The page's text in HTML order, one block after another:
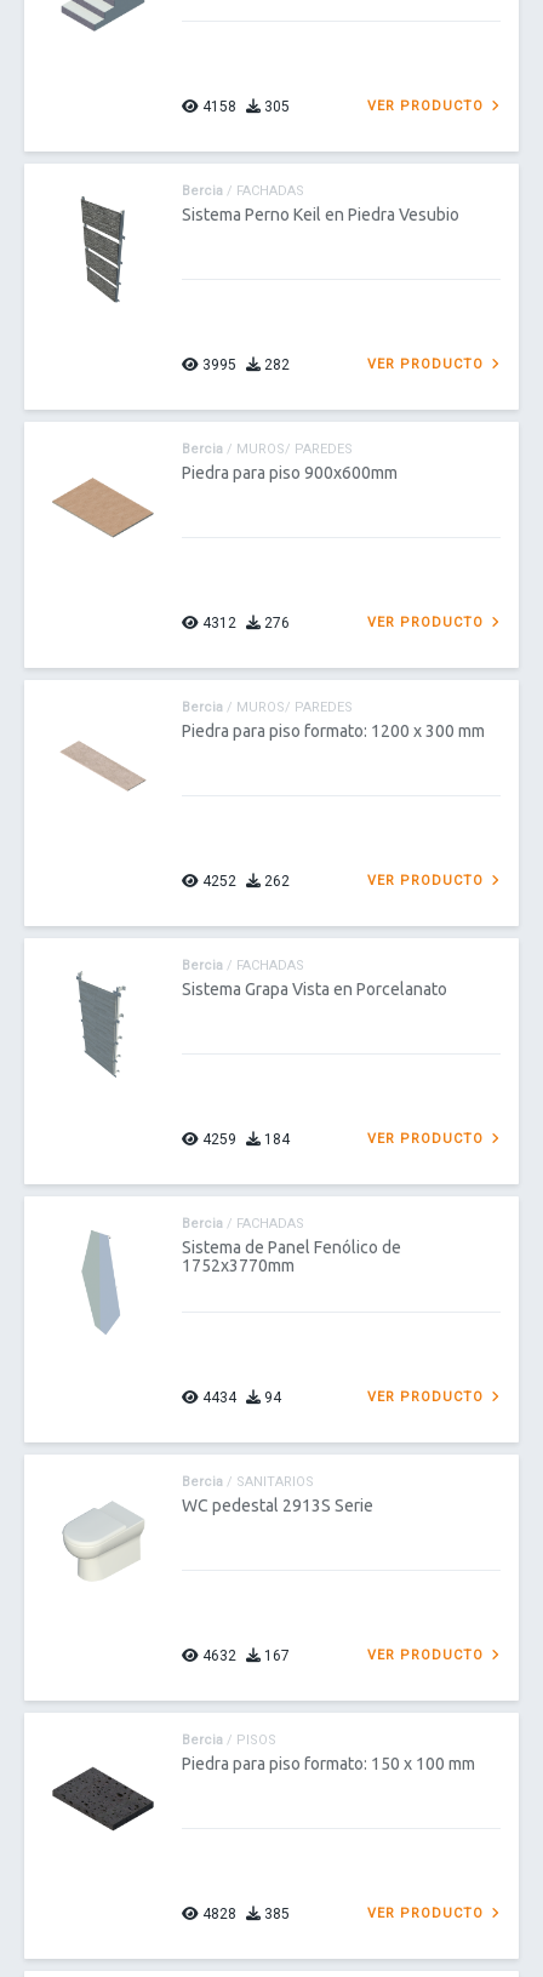
4158 305 VER PRODUCTO
Bercia / FACHADAS
Sistema Perno Keil en Piedra Vesubio
3995 282 VER PRODUCTO
Bercia / MUROS/ PAREDES
Piedra para piso 900x600mm
4312 276 VER PRODUCTO
Bercia / MUROS/ PAREDES
Piedra para piso formato: 1200 x 300 mm
4252 262 VER PRODUCTO
Bercia / FACHADAS
Sistema Grapa Vista en Porcelanato
4259 184 VER PRODUCTO
Bercia / FACHADAS
Sistema de Panel Fenólico de
1752x3770mm
4434 94 VER PRODUCTO
Bercia / SANITARIOS
WC pedestal 2913S Serie
4632 167 VER PRODUCTO
Bercia / PISOS
Piedra para piso formato: 150 x 100 mm
4828 385 VER PRODUCTO